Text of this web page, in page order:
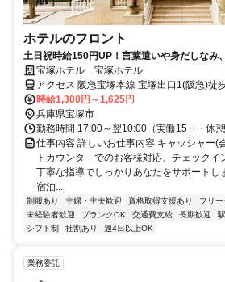
ホテルのフロント
土日祝時給150円UP！言葉遣いや身だしなみ
磨きにも繋がるホテルスタッフです
宝塚ホテル 宝塚ホテル
アクセス 阪急宝塚本線 宝塚出口1(阪急)徒
出口1(阪急)徒歩約3分、ＪＲ福知山線〔宝
歩約3分 阪急宝塚駅より徒歩約4分、JR宝
時給1,300円～1,625円
兵庫県宝塚市
勤務時間 17:00～翌10:00（実働15Ｈ・休
仕事内容 詳しいお仕事内容 キャッシャー(
トカウンタ―でのお客様対応、チェック
丁寧な指導でしっかりあなたをサポートし
宿泊...
制服あり 主婦・主夫歓迎 資格取得支援あり フリ
未経験者歓迎
ブランクOK 交通費支給 長期歓迎
シフト制
社割あり 週4日以上OK
業務委託